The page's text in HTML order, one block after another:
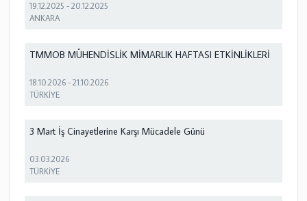
19.12.2025 -20.12.2025
ANKARA
TMMOB MÜHENDİSLİK MİMARLIK HAFTASI ETKİNLİKLERİ
18.10.2026 -21.10.2026
TÜRKİYE
3 Mart İş Cinayetlerine Karşı Mücadele Günü
03.03.2026
TÜRKİYE